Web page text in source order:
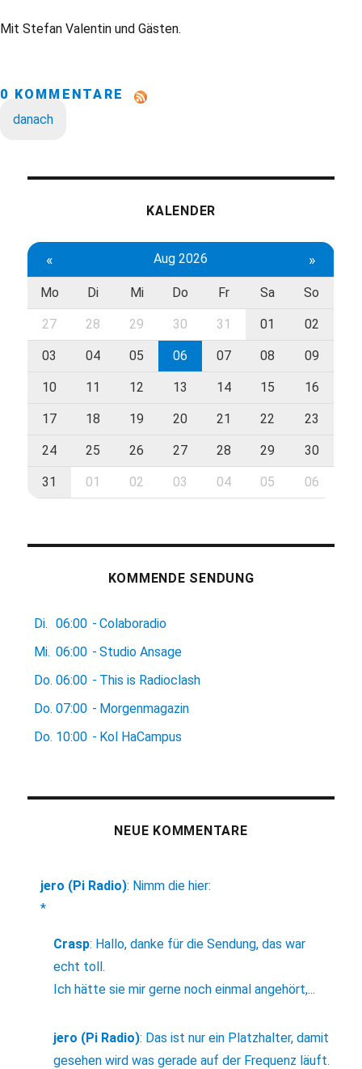
Mit Stefan Valentin und Gästen.
0 KOMMENTARE
danach
KALENDER
« Aug 2026 »
Mo Di Mi Do Fr Sa So
27 28 29 30 31 01 02
03 04 05 06 07 08 09
10 11 12 13 14 15 16
17 18 19 20 21 22 23
24 25 26 27 28 29 30
31 01 02 03 04 05 06
KOMMENDE SENDUNG
Di. 06:00 - Colaboradio
Mi. 06:00 - Studio Ansage
Do. 06:00 - This is Radioclash
Do. 07:00 - Morgenmagazin
Do. 10:00 - Kol HaCampus
NEUE KOMMENTARE
jero (Pi Radio): Nimm die hier:
*
Crasp: Hallo, danke für die Sendung, das war
echt toll.
Ich hätte sie mir gerne noch einmal angehört,...
jero (Pi Radio): Das ist nur ein Platzhalter, damit
gesehen wird was gerade auf der Frequenz läuft.